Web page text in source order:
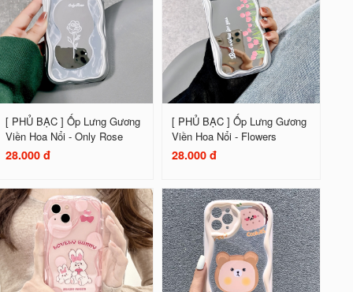
[ PHỦ BẠC ] Ốp Lưng Gương
Viền Hoa Nổi - Only Rose
28.000 đ
[ PHỦ BẠC ] Ốp Lưng Gương
Viền Hoa Nổi - Flowers
28.000 đ